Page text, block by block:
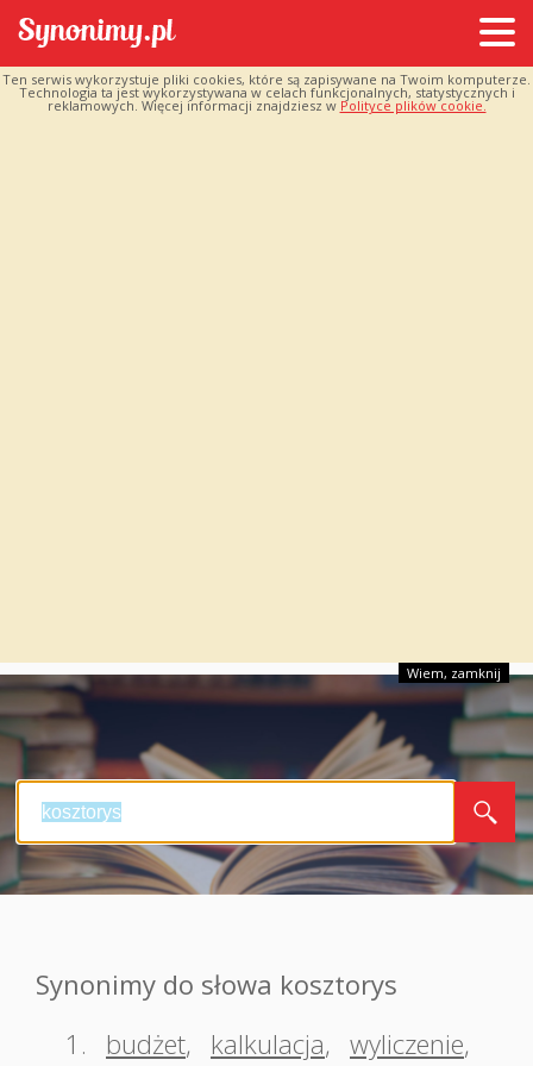
Ten serwis wykorzystuje pliki cookies, które są zapisywane na Twoim komputerze.
Technologia ta jest wykorzystywana w celach funkcjonalnych, statystycznych i
reklamowych. Więcej informacji znajdziesz w Polityce plików cookie.
Wiem, zamknij
Synonimy do słowa kosztorys
1.
budżet, kalkulacja, wyliczenie,